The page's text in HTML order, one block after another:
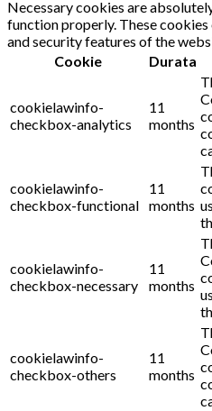
Necessary cookies are
function properly. These
and security features of the
Cookie
Durata
cookielawinfo-
checkbox-analytics
11
months
cookielawinfo-
checkbox-functional
11
months
cookielawinfo-
checkbox-necessary
11
months
cookielawinfo-
checkbox-others
11
months